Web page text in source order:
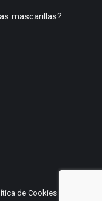
mascarillas?
de Cookies